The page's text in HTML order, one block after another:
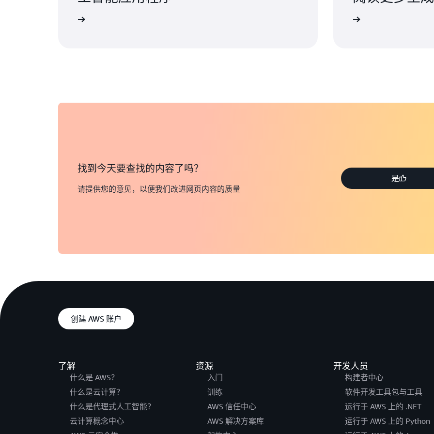
找到今天要查找的内容了吗？
请提供您的意见，以便我们改进网页内容的质量
是
创建 AWS 账户
了解
什么是 AWS？
什么是云计算？
什么是代理式人工智能？
云计算概念中心
资源
入门
训练
AWS 信任中心
AWS 解决方案库
开发人员
构建者中心
软件开发工具包与工具
运行于 AWS 上的 .NET
运行于 AWS 上的 Python